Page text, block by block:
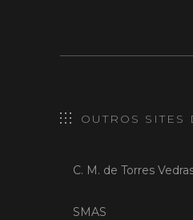
OUTROS SITES
C. M. de Torres
SMAS